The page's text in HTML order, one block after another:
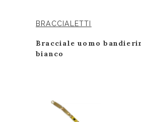
BRACCIALETTI
Bracciale uomo
bianco